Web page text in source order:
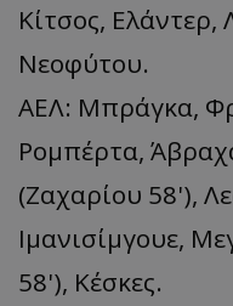
Κίτσος, Ελάντερ,
Νεοφύτου.
ΑΕΛ: Μπράγκα,
Ρομπέρτα,
(Ζαχαρίου 58'),
Ιμανισίμγουε,
58'), Κέσκες.